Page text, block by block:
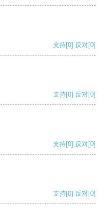
支持[0] 反对[0]
支持[0] 反对[0]
支持[0] 反对[0]
支持[0] 反对[0]